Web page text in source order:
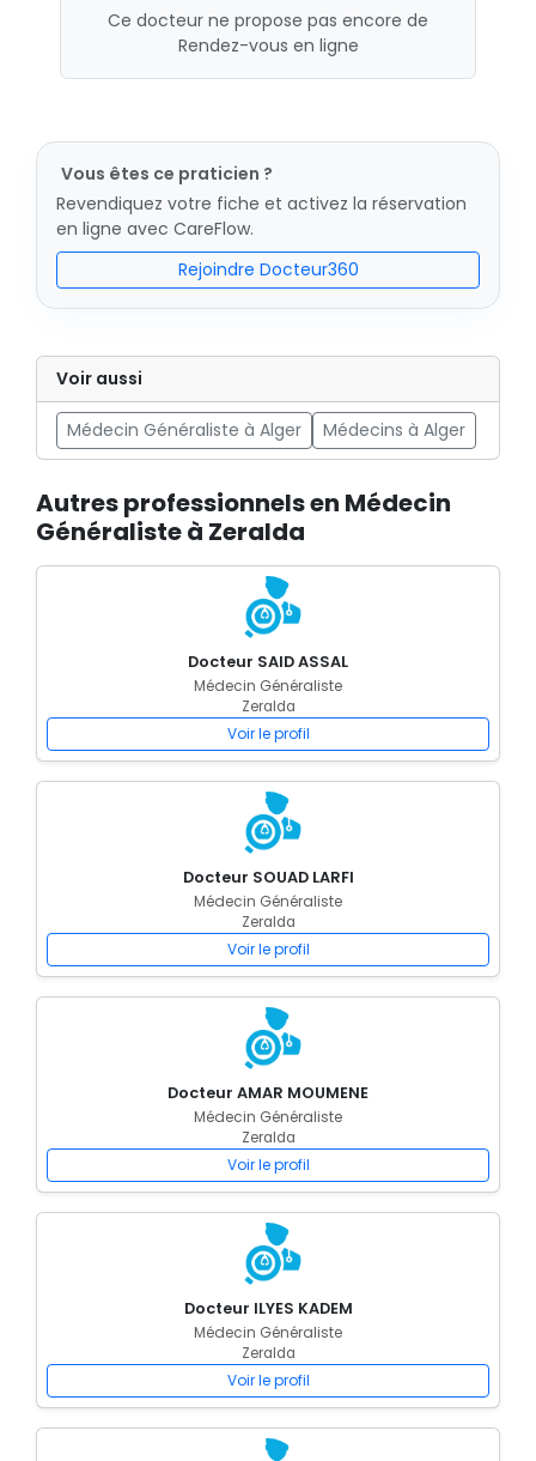
Ce docteur ne propose pas encore de
Rendez-vous en ligne
Vous êtes ce praticien ?
Revendiquez votre fiche et activez la réservation
en ligne avec CareFlow.
Rejoindre Docteur360
Voir aussi
Médecin Généraliste à Alger Médecins à Alger
Autres professionnels en Médecin
Généraliste à Zeralda
Docteur SAID ASSAL
Médecin Généraliste
Zeralda
Voir le profil
Docteur SOUAD LARFI
Médecin Généraliste
Zeralda
Voir le profil
Docteur AMAR MOUMENE
Médecin Généraliste
Zeralda
Voir le profil
Docteur ILYES KADEM
Médecin Généraliste
Zeralda
Voir le profil